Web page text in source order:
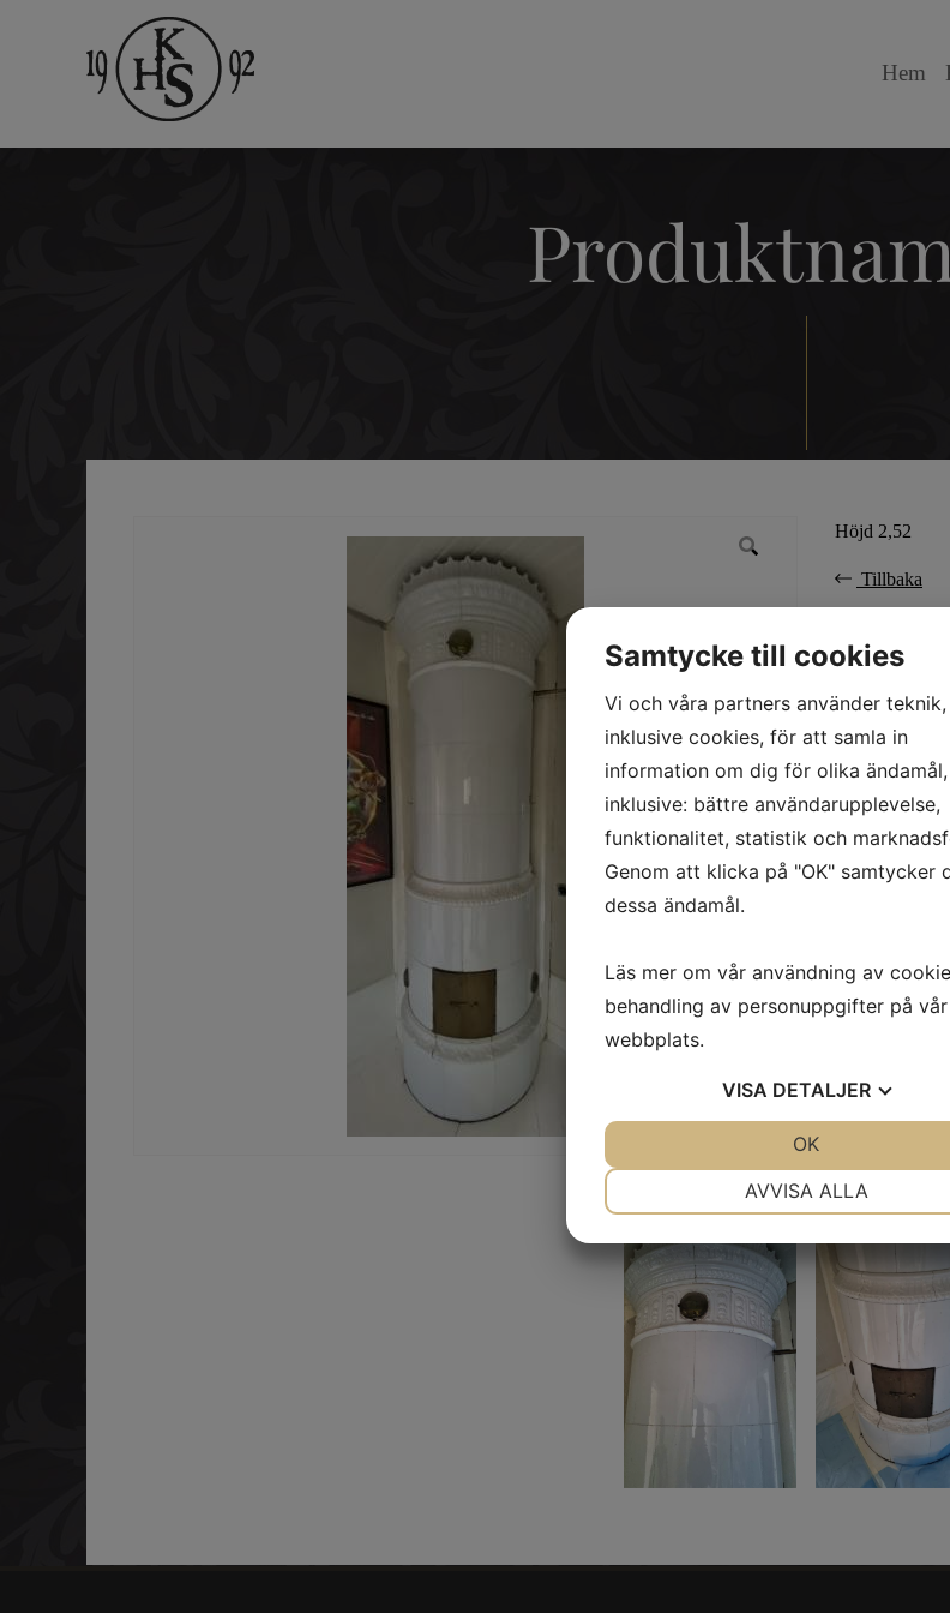
Hem
Höjd 2,52
Tillbaka
Samtycke till cookies
Vi och våra partners använder teknik,
inklusive cookies, för att samla in
information om dig för olika ändamål,
inklusive: bättre användarupplevelse,
funktionalitet, statistik och
Genom att klicka på "OK" samtycker
dessa ändamål.
Läs mer om vår användning av
behandling av personuppgifter på vår
webbplats.
VISA DETALJER
MARKNADSFÖRING STATISTIK
AVVISA ALLA
OK